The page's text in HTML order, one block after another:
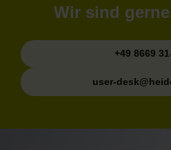
Wir sind
+49 8669
user-